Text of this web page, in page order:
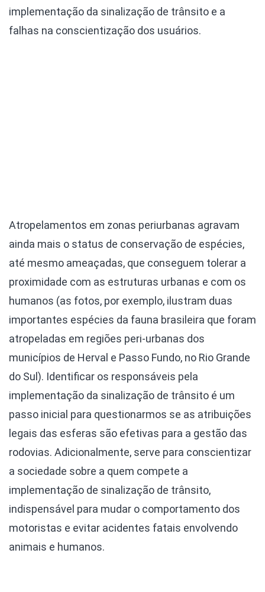
implementação da sinalização de trânsito e a
falhas na conscientização dos usuários.
Atropelamentos em zonas periurbanas agravam
ainda mais o status de conservação de espécies,
até mesmo ameaçadas, que conseguem tolerar a
proximidade com as estruturas urbanas e com os
humanos (as fotos, por exemplo, ilustram duas
importantes espécies da fauna brasileira que foram
atropeladas em regiões peri-urbanas dos
municípios de Herval e Passo Fundo, no Rio Grande
do Sul). Identificar os responsáveis pela
implementação da sinalização de trânsito é um
passo inicial para questionarmos se as atribuições
legais das esferas são efetivas para a gestão das
rodovias. Adicionalmente, serve para conscientizar
a sociedade sobre a quem compete a
implementação de sinalização de trânsito,
indispensável para mudar o comportamento dos
motoristas e evitar acidentes fatais envolvendo
animais e humanos.